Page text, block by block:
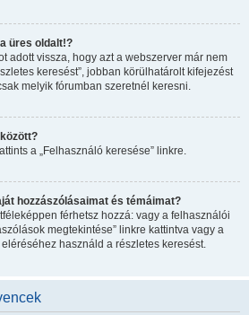
üres oldalt!?
adott vissza, hogy azt a webszerver már nem
keresést”, jobban körülhatárolt kifejezést
melyik fórumban szeretnél keresni.
a „Felhasználó keresése” linkre.
hozzászólásaimat és témáimat?
férhetsz hozzá: vagy a felhasználói
megtekintése” linkre kattintva vagy a
használd a részletes keresést.